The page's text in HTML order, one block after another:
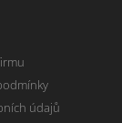
údajů